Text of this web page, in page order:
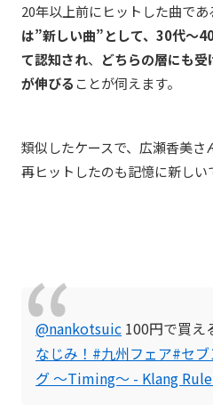
20年以上前にヒットした曲であ
は”新しい曲”として、30代～
て認知され、 どちらの層にも
が伸びることが伺えます。
類似したケースで、広瀬香美
再ヒットしたのも記憶に新しい
@nankotsuic 100円で買え
なじみ！ #九州フェア#セ
グ ～Timing～ - Klang